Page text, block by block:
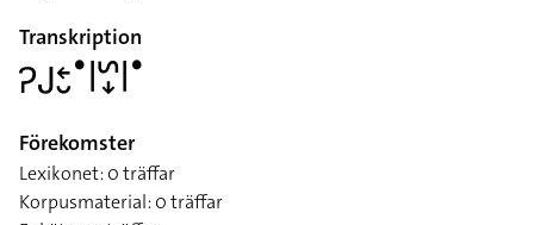
Transkription
􌤜􌤢􌥓􌤷􌤟􌥼􌥲􌦊􌥼􌤟
Förekomster
Lexikonet: 0 träffar
Korpusmaterial: 0 träffar